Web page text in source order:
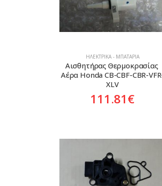
ΗΛΕΚΤΡΙΚΆ - ΜΠΑΤΑΡΊΑ
Αισθητήρας Θερμοκρασίας
Αέρα Honda CB-CBF-CBR-
XLV
111.81€